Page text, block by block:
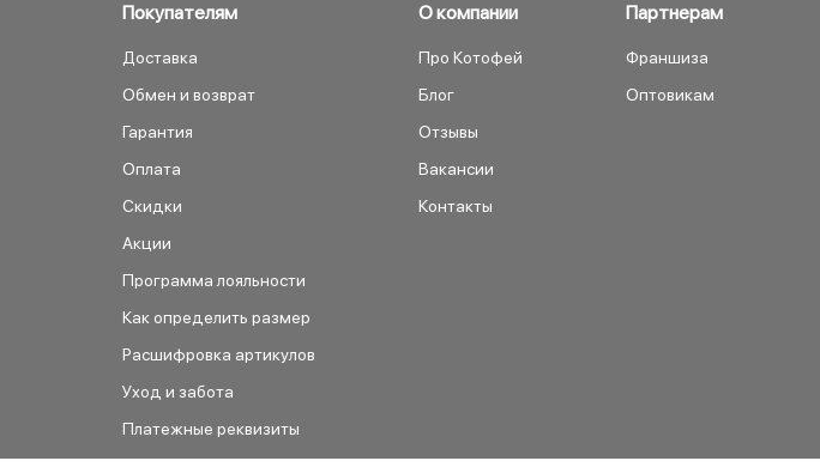
Покупателям
Доставка
Обмен и возврат
Гарантия
Оплата
Скидки
Акции
Программа лояльности
Как определить размер
Расшифровка артикулов
Уход и забота
Платежные реквизиты
О компании
Про Котофей
Блог
Отзывы
Вакансии
Контакты
Партнерам
Франшиза
Оптовикам